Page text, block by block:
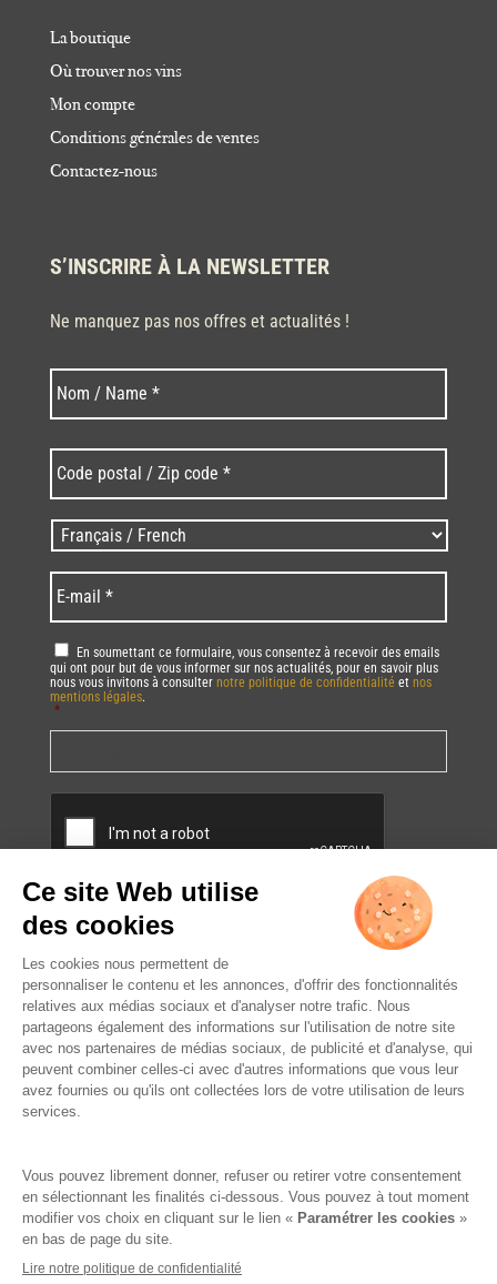
La boutique
Où trouver nos vins
Mon compte
Conditions générales de ventes
Contactez-nous
S’INSCRIRE À LA NEWSLETTER
Ne manquez pas nos offres et actualités !
Nom * Nom
postal
/
Zip
code
* *
Langues
/
Language *
mail *
RGPD *
En soumettant ce formulaire, vous consentez à recevoir des emails
qui ont pour but de vous informer sur nos actualités, pour en savoir plus
nous vous invitons à consulter notre politique de confidentialité et nos
mentions légales.
*
MODÉRATION.
Famille Lafage
RGPD – Politique de confidentialité